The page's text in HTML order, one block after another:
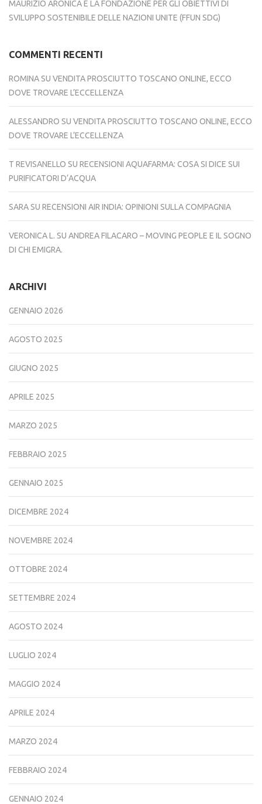
MAURIZIO ARONICA E LA FONDAZIONE PER GLI OBIETTIVI DI
SVILUPPO SOSTENIBILE DELLE NAZIONI UNITE (FFUN SDG)
COMMENTI RECENTI
ROMINA SU VENDITA PROSCIUTTO TOSCANO ONLINE, ECCO
DOVE TROVARE L’ECCELLENZA
ALESSANDRO SU VENDITA PROSCIUTTO TOSCANO ONLINE, ECCO
DOVE TROVARE L’ECCELLENZA
T REVISANELLO SU RECENSIONI AQUAFARMA: COSA SI DICE SUI
PURIFICATORI D’ACQUA
SARA SU RECENSIONI AIR INDIA: OPINIONI SULLA COMPAGNIA
VERONICA L. SU ANDREA FILACARO – MOVING PEOPLE E IL SOGNO
DI CHI EMIGRA.
ARCHIVI
GENNAIO 2026
AGOSTO 2025
GIUGNO 2025
APRILE 2025
MARZO 2025
FEBBRAIO 2025
GENNAIO 2025
DICEMBRE 2024
NOVEMBRE 2024
OTTOBRE 2024
SETTEMBRE 2024
AGOSTO 2024
LUGLIO 2024
MAGGIO 2024
APRILE 2024
MARZO 2024
FEBBRAIO 2024
GENNAIO 2024